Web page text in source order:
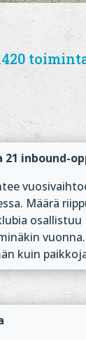
21 inbound-
Määrä
osallistuu
kuin